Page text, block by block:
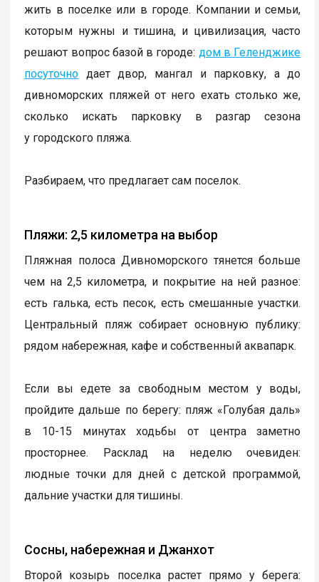
жить в поселке или в городе. Компании и семьи,
которым нужны и тишина, и цивилизация, часто
решают вопрос базой в городе: дом в Геленджике
посуточно дает двор, мангал и парковку, а до
дивноморских пляжей от него ехать столько же,
сколько искать парковку в разгар сезона
у городского пляжа.
Разбираем, что предлагает сам поселок.
Пляжи: 2,5 километра на выбор
Пляжная полоса Дивноморского тянется больше
чем на 2,5 километра, и покрытие на ней разное:
есть галька, есть песок, есть смешанные участки.
Центральный пляж собирает основную публику:
рядом набережная, кафе и собственный аквапарк.
Если вы едете за свободным местом у воды,
пройдите дальше по берегу: пляж «Голубая даль»
в 10-15 минутах ходьбы от центра заметно
просторнее. Расклад на неделю очевиден:
людные точки для дней с детской программой,
дальние участки для тишины.
Сосны, набережная и Джанхот
Второй козырь поселка растет прямо у берега: